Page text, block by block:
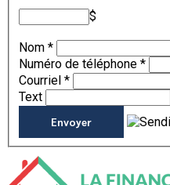
$
Nom *
Numéro de téléphone *
Courriel *
Text